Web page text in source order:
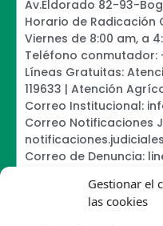
Gestionar el
las cookies
Av.Eldorado 82-93-
Horario de Radicación
Viernes de 8:00 am, a
Teléfono conmutador:
Líneas Gratuitas:
119633 | Atención
Correo Institucional:
Correo Notificaciones
Correo de Denuncia:
Política de Términos y